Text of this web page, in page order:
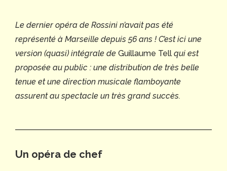
Le dernier opéra de Rossini n’avait pas été
représenté à Marseille depuis 56 ans ! C’est ici une
version (quasi) intégrale de Guillaume Tell qui est
proposée au public : une distribution de très belle
tenue et une direction musicale flamboyante
assurent au spectacle un très grand succès.
Un opéra de chef